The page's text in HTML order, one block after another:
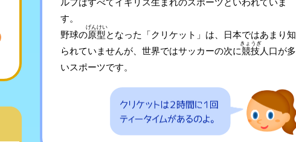
す。
野球の原型
げんけい
となった「クリケット」は、日本ではあまり知
られていませんが、世界ではサッカーの次に競技
きょうぎ
人口が多
いスポーツです。